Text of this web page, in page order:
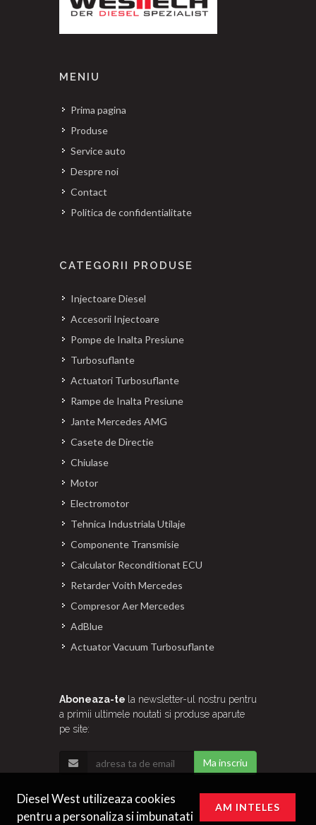
MENIU
Prima pagina
Produse
Service auto
Despre noi
Contact
Politica de confidentialitate
CATEGORII PRODUSE
Injectoare Diesel
Accesorii Injectoare
Pompe de Inalta Presiune
Turbosuflante
Actuatori Turbosuflante
Rampe de Inalta Presiune
Jante Mercedes AMG
Casete de Directie
Chiulase
Motor
Electromotor
Tehnica Industriala Utilaje
Componente Transmisie
Calculator Reconditionat ECU
Retarder Voith Mercedes
Compresor Aer Mercedes
AdBlue
Actuator Vacuum Turbosuflante
Aboneaza-te la newsletter-ul nostru pentru
a primii ultimele noutati si produse aparute
pe site:
Ma inscriu
AM INTELES
Diesel West utilizeaza cookies
pentru a personaliza si imbunatati